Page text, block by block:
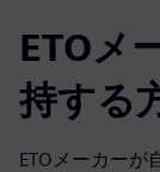
ETOメ
持する
ETOメーカーが